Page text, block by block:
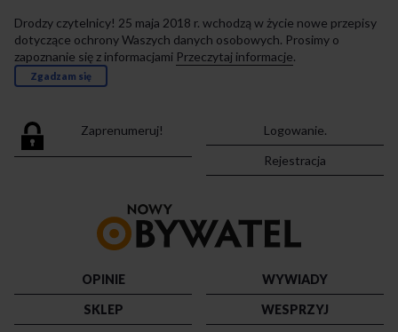
Drodzy czytelnicy! 25 maja 2018 r. wchodzą w życie nowe przepisy
dotyczące ochrony Waszych danych osobowych. Prosimy o
zapoznanie się z informacjami Przeczytaj informacje.
Zgadzam się
Zaprenumeruj!
Logowanie.
Rejestracja
strony
OPINIE
WYWIADY
SKLEP
WESPRZYJ